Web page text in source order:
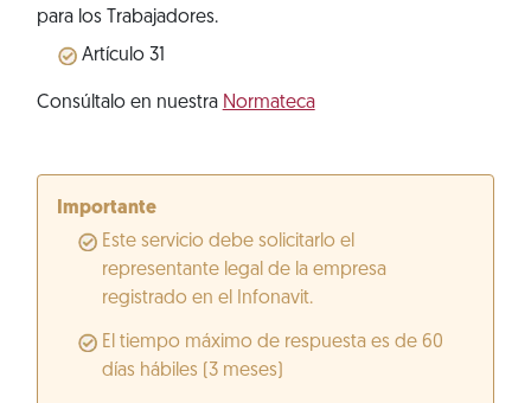
para los Trabajadores.
Artículo 31
Consúltalo en nuestra Normateca
Importante
Este servicio debe solicitarlo el
representante legal de la empresa
registrado en el Infonavit.
El tiempo máximo de respuesta es de 60
días hábiles (3 meses)